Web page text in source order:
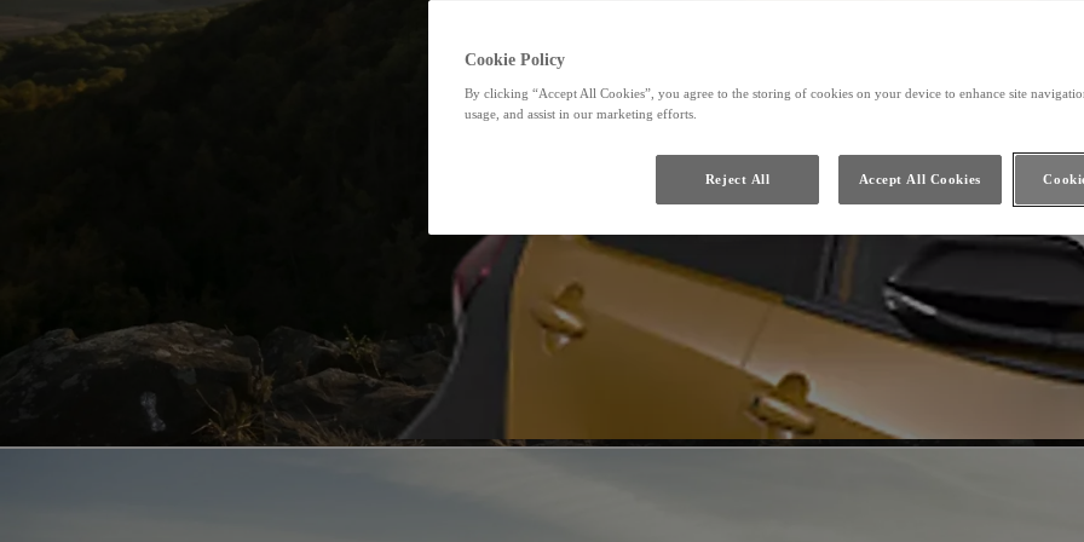
Cookie Policy
By clicking “Accept All Cookies”, you agree to the storing of cookies on your device to enhance site
usage, and assist in our marketing efforts.
Reject All Accept All Cookies